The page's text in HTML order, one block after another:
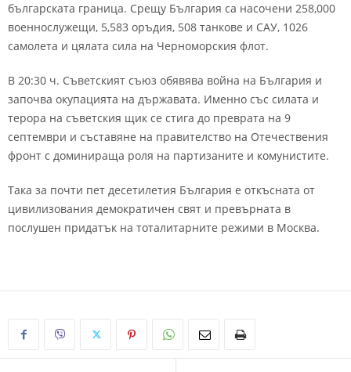
българската граница. Срещу България са насочени 258,000
военнослужещи, 5,583 оръдия, 508 танкове и САУ, 1026
самолета и цялата сила на Черноморския флот.
В 20:30 ч. Съветският съюз обявява война на България и
започва окупацията на държавата. Именно със силата и
терора на съветския щик се стига до преврата на 9
септември и съставяне на правителство на Отечествения
фронт с доминираща роля на партизаните и комунистите.
Така за почти пет десетилетия България е откъсната от
цивилизования демократичен свят и превърната в
послушен придатък на тоталитарните режими в Москва.